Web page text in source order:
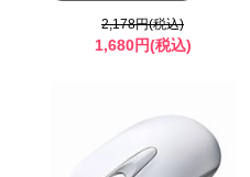
2,178円(税込)
1,680円(税込)